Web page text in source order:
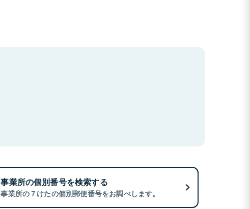
事業所の個別番号を検索する
事業所の７けたの個別郵便番号をお調べします。